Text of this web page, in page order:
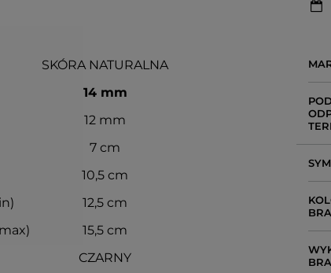
SKÓRA NATURALNA
14 mm
12 mm
7 cm
10,5 cm
12,5 cm
15,5 cm
CZARNY